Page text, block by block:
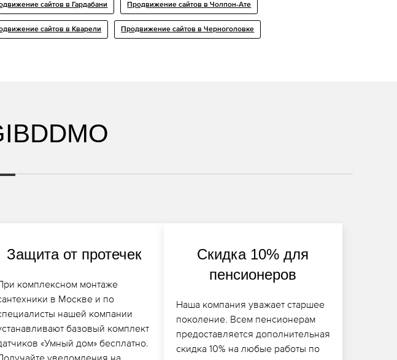
сайтов в Гардабани Продвижение сайтов в Чолпон-Ате
сайтов в Кварели Продвижение сайтов в Черноголовке
Защита от протечек
комплексном монтаже
в Москве и по
нашей компании
базовый комплект
«Умный дом» бесплатно.
уведомления на
Скидка 10% для
пенсионеров
Наша компания уважает старшее
поколение. Всем пенсионерам
предоставляется дополнительная
скидка 10% на любые работы по